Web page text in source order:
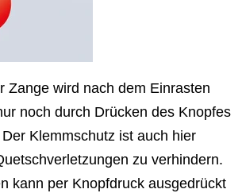
Zange wird nach dem Einrasten
noch durch Drücken des Knopfes
Klemmschutz ist auch hier
zu verhindern.
kann per Knopfdruck ausgedrückt